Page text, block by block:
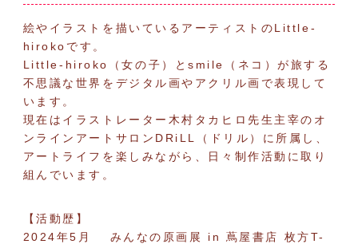
絵やイラストを描いているアーティストのLittle-
hirokoです。
Little-hiroko（女の子）とsmile（ネコ）が旅する
不思議な世界をデジタル画やアクリル画で表現して
います。
現在はイラストレーター木村タカヒロ先生主宰のオ
ンラインアートサロンDRiLL（ドリル）に所属し、
アートライフを楽しみながら、日々制作活動に取り
組んでいます。
【活動歴】
2024年5月 みんなの原画展 in 蔦屋書店 枚方T-